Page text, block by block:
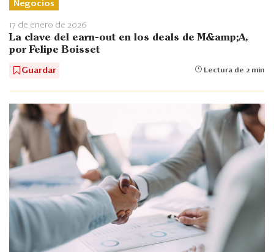
Negocios
17 de enero de 2026
La clave del earn-out en los deals de M&amp;A,
por Felipe Boisset
Guardar Lectura de 2 min